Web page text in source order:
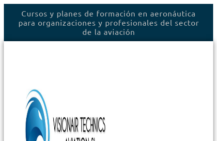
Cursos y planes de formación en aeronáutica
para organizaciones y profesionales del sector
de la aviación